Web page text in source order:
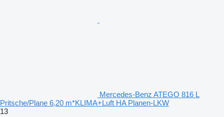
Mercedes-Benz ATEGO 816 L
Pritsche/Plane 6,20 m*KLIMA+Luft HA Planen-LKW
13